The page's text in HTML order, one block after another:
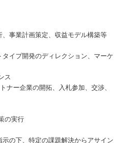
事業計画策定、収益モデル構築等
イプ開発のディレクション、マーケ
ス
ナー企業の開拓、入札参加、交渉、
の実行
の下、特定の課題解決からアサイン